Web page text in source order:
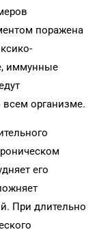
поражена
иммунные
организме.
его
При длительно